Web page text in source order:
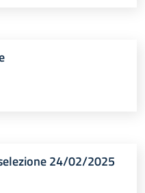
24/02/2025